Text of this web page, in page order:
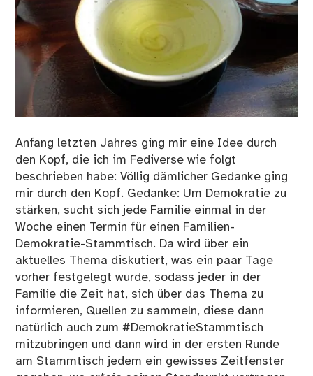
Anfang letzten Jahres ging mir eine Idee durch
den Kopf, die ich im Fediverse wie folgt
beschrieben habe: Völlig dämlicher Gedanke ging
mir durch den Kopf. Gedanke: Um Demokratie zu
stärken, sucht sich jede Familie einmal in der
Woche einen Termin für einen Familien-
Demokratie-Stammtisch. Da wird über ein
aktuelles Thema diskutiert, was ein paar Tage
vorher festgelegt wurde, sodass jeder in der
Familie die Zeit hat, sich über das Thema zu
informieren, Quellen zu sammeln, diese dann
natürlich auch zum #DemokratieStammtisch
mitzubringen und dann wird in der ersten Runde
am Stammtisch jedem ein gewisses Zeitfenster